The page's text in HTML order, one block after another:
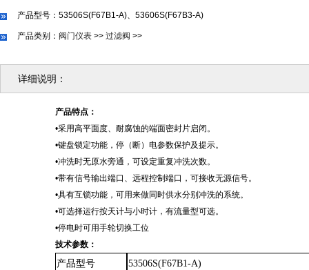
产品型号：53506S(F67B1-A)、53606S(F67B3-A)
产品类别： 阀门仪表 >> 过滤阀 >>
详细说明：
产品特点：
•采用高平面度、耐腐蚀的端面密封片启闭。
•键盘锁定功能，停（断）电参数保护及提示。
•冲洗时无原水旁通，可设定重复冲洗次数。
•带有信号输出端口、远程控制端口，可接收无源信号。
•具有互锁功能，可用来做同时供水分别冲洗的系统。
•可选择运行按天计与小时计，有流量型可选。
•停电时可用手轮切换工位
技术参数：
产品型号 53506S(F67B1-A)